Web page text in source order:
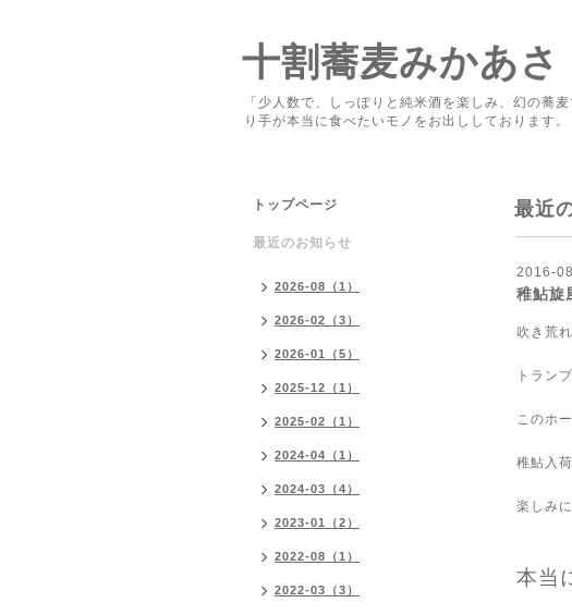
十割蕎麦みかあ
「少人数で、しっぽりと純米酒を楽しみ、幻の蕎
り手が本当に食べたいモノをお出ししております。
最近
2016-
稚鮎旋
吹き荒
トラン
このホ
稚鮎入
楽しみ
本当
トップページ
最近のお知らせ
2026-08（1）
2026-02（3）
2026-01（5）
2025-12（1）
2025-02（1）
2024-04（1）
2024-03（4）
2023-01（2）
2022-08（1）
2022-03（3）